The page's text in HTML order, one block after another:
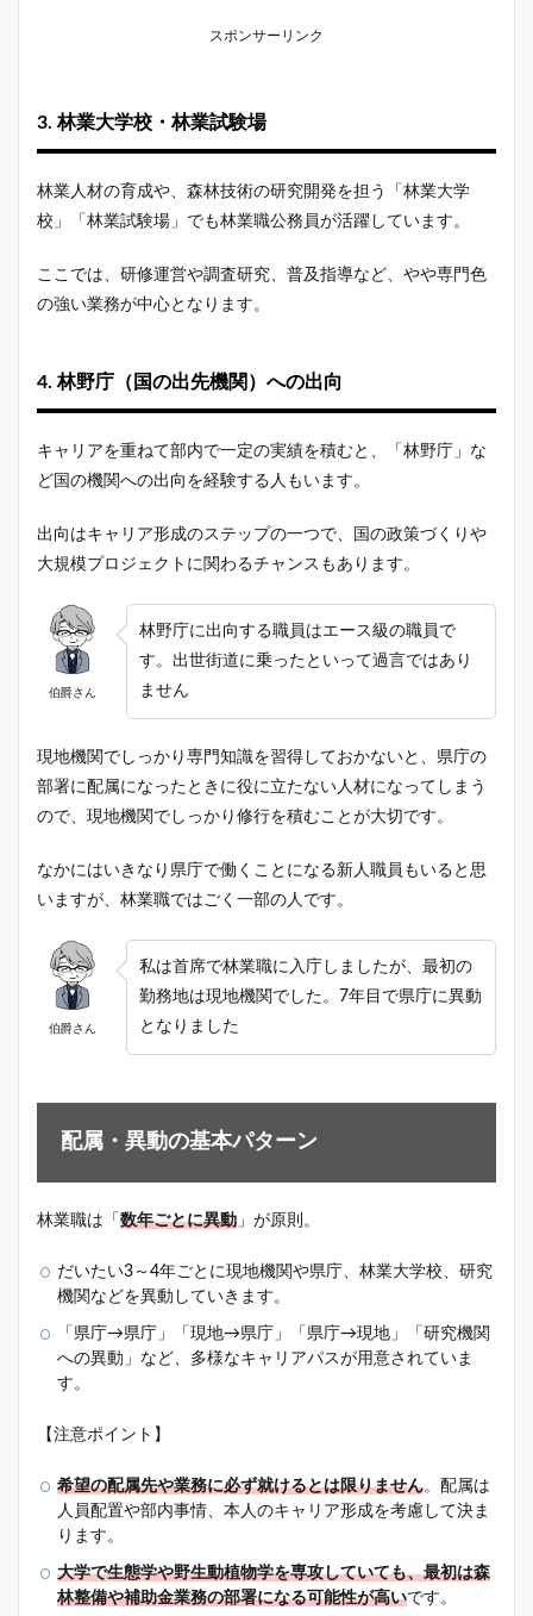
スポンサーリンク
3. 林業大学校・林業試験場
林業人材の育成や、森林技術の研究開発を担う「林業大学
校」「林業試験場」でも林業職公務員が活躍しています。
ここでは、研修運営や調査研究、普及指導など、やや専門色
の強い業務が中心となります。
4. 林野庁（国の出先機関）への出向
キャリアを重ねて部内で一定の実績を積むと、「林野庁」な
ど国の機関への出向を経験する人もいます。
出向はキャリア形成のステップの一つで、国の政策づくりや
大規模プロジェクトに関わるチャンスもあります。
伯爵さん
林野庁に出向する職員はエース級の職員で
す。出世街道に乗ったといって過言ではあり
ません
現地機関でしっかり専門知識を習得しておかないと、県庁の
部署に配属になったときに役に立たない人材になってしまう
ので、現地機関でしっかり修行を積むことが大切です。
なかにはいきなり県庁で働くことになる新人職員もいると思
いますが、林業職ではごく一部の人です。
伯爵さん
私は首席で林業職に入庁しましたが、最初の
勤務地は現地機関でした。7年目で県庁に異動
となりました
配属・異動の基本パターン
林業職は「 数年ごとに異動 」が原則。
だいたい3～4年ごとに現地機関や県庁、林業大学校、研究
機関などを異動していきます。
「県庁→県庁」「現地→県庁」「県庁→現地」「研究機関
への異動」など、多様なキャリアパスが用意されていま
す。
【注意ポイント】
希望の配属先や業務に必ず就けるとは限りません。配属は
人員配置や部内事情、本人のキャリア形成を考慮して決ま
ります。
大学で生態学や野生動植物学を専攻していても、最初は森
林整備や補助金業務の部署になる可能性が高いです。